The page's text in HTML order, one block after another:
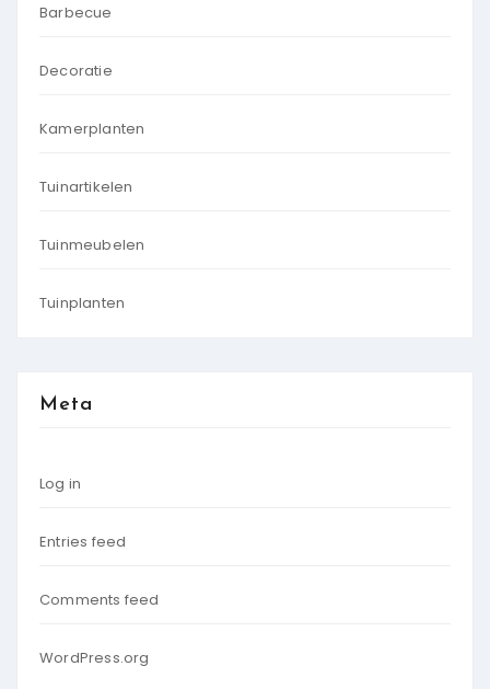
Barbecue
Decoratie
Kamerplanten
Tuinartikelen
Tuinmeubelen
Tuinplanten
Meta
Log in
Entries feed
Comments feed
WordPress.org